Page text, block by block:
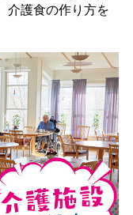
介護食の作り方を